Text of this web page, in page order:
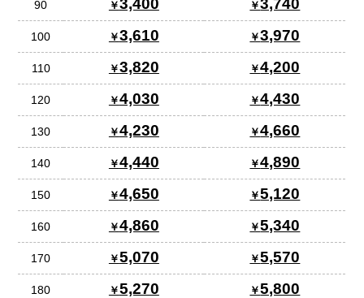
90
100 3,610 3,970
110 3,820 4,200
120 4,030 4,430
130 4,230 4,660
140 4,440 4,890
150 4,650 5,120
160 4,860 5,340
170 5,070 5,570
180 5,270 5,800